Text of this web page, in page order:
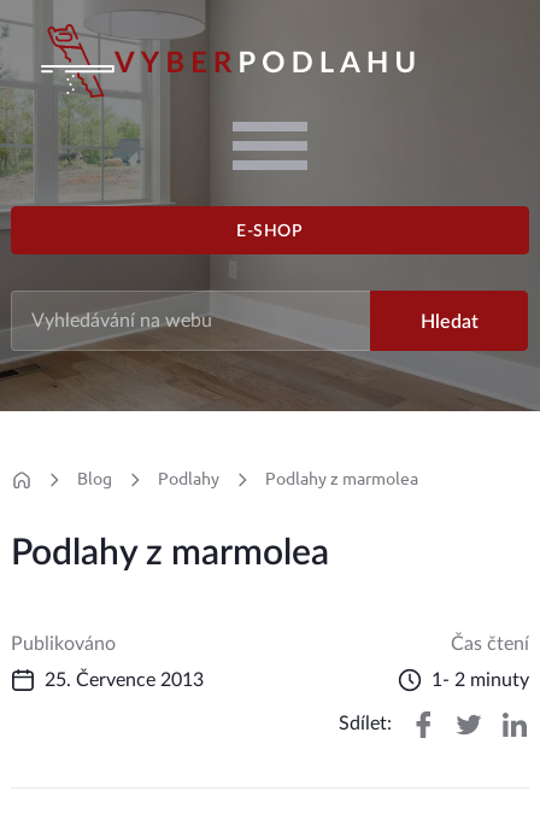
E-SHOP
Blog Podlahy Podlahy z marmolea
Podlahy z marmolea
Publikováno
25. Července 2013
Čas čtení
1- 2 minuty
Sdílet: